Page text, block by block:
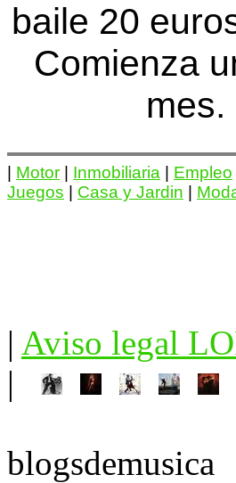
baile 20
Comienza
mes.
Motor Inmobiliaria Empleo
Juegos
Casa y Jardin
| Aviso legal
|
blogsdemusica